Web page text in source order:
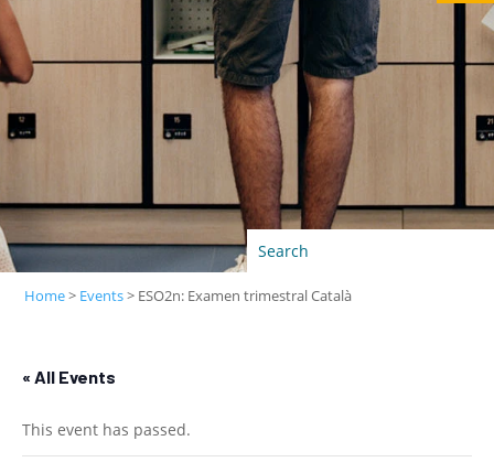
Home> Events> ESO2n: Examen trimestral Català
« All Events
This event has passed.